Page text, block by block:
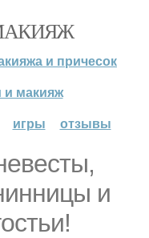
и причесок
и макияж
игры отзывы
и